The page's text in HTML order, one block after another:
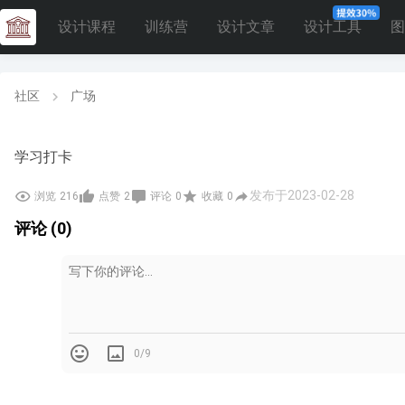
设计课程 训练营 设计文章 设计工具
社区 广场
学习打卡
浏览 216 点赞 2 评论 0 收藏 0 发布于2023-02-28
评论 (0)
0/9